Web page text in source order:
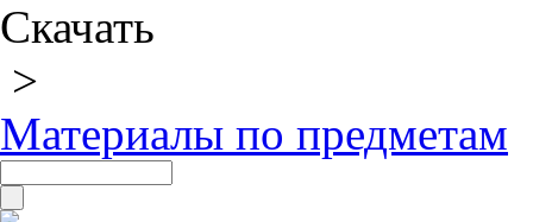
Скачать
>
Материалы по предметам